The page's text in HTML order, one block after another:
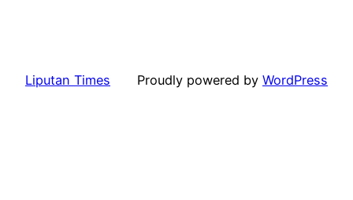
Liputan Times Proudly powered by WordPress